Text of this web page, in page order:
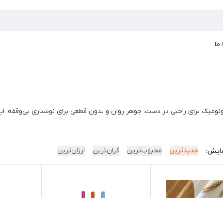
ما
برای راحتی در دست، جوهر روان و بدون قطعی برای نوشتاری بی‌وقفه.
جدیدترین محبوب‌ترین گران‌ترین ارزان‌ترین